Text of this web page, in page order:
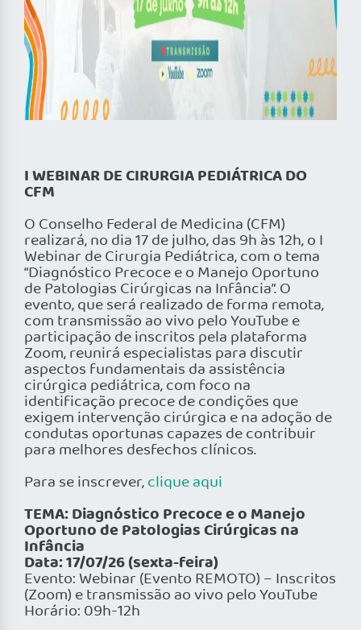
I WEBINAR DE CIRURGIA PEDIÁTRICA DO
CFM
O Conselho Federal de Medicina (CFM)
realizará, no dia 17 de julho, das 9h às 12h, o I
Webinar de Cirurgia Pediátrica, com o tema
“Diagnóstico Precoce e o Manejo Oportuno
de Patologias Cirúrgicas na Infância”. O
evento, que será realizado de forma remota,
com transmissão ao vivo pelo YouTube e
participação de inscritos pela plataforma
Zoom, reunirá especialistas para discutir
aspectos fundamentais da assistência
cirúrgica pediátrica, com foco na
identificação precoce de condições que
exigem intervenção cirúrgica e na adoção de
condutas oportunas capazes de contribuir
para melhores desfechos clínicos.
Para se inscrever,clique aqui
TEMA: Diagnóstico Precoce e o Manejo
Oportuno de Patologias Cirúrgicas na
Infância
Data: 17/07/26 (sexta-feira)
Evento: Webinar (Evento REMOTO) – Inscritos
(Zoom) e transmissão ao vivo pelo YouTube
Horário: 09h-12h